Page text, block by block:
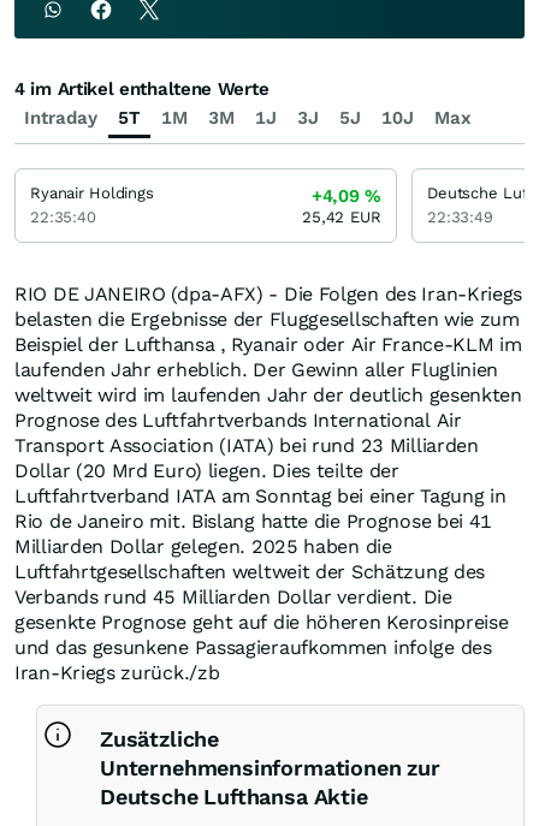
RIO DE JANEIRO (dpa-AFX) - Die Folgen des Iran-Kriegs
belasten die Ergebnisse der Fluggesellschaften wie zum
Beispiel der Lufthansa , Ryanair oder Air France-KLM im
laufenden Jahr erheblich. Der Gewinn aller Fluglinien
weltweit wird im laufenden Jahr der deutlich gesenkten
Prognose des Luftfahrtverbands International Air
Transport Association (IATA) bei rund 23 Milliarden
Dollar (20 Mrd Euro) liegen. Dies teilte der
Luftfahrtverband IATA am Sonntag bei einer Tagung in
Rio de Janeiro mit. Bislang hatte die Prognose bei 41
Milliarden Dollar gelegen. 2025 haben die
Luftfahrtgesellschaften weltweit der Schätzung des
Verbands rund 45 Milliarden Dollar verdient. Die
gesenkte Prognose geht auf die höheren Kerosinpreise
und das gesunkene Passagieraufkommen infolge des
Iran-Kriegs zurück./zb
Zusätzliche
Unternehmensinformationen zur
Deutsche Lufthansa Aktie
Intraday 5T 1M 3M 1J 3J 5J 10J Max
4 im Artikel enthaltene Werte
Ryanair Holdings
22:35:40
+4,09%
25,42 EUR
Deutsche
22:33:49